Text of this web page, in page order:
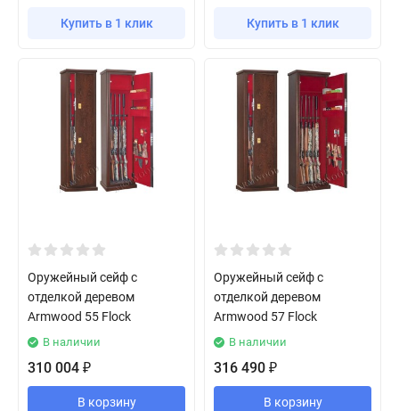
Купить в 1 клик Купить в 1 клик
Оружейный сейф с
отделкой деревом
Armwood 55 Flock
В наличии
310 004 ₽
В корзину
Оружейный сейф с
отделкой деревом
Armwood 57 Flock
В наличии
316 490 ₽
В корзину